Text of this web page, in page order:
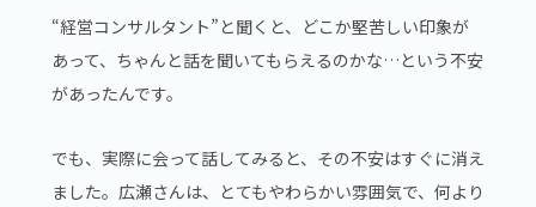
“経営コンサルタント”と聞くと、どこか堅苦しい印象が
あって、ちゃんと話を聞いてもらえるのかな…という不安
があったんです。
でも、実際に会って話してみると、その不安はすぐに消え
ました。広瀬さんは、とてもやわらかい雰囲気で、何より